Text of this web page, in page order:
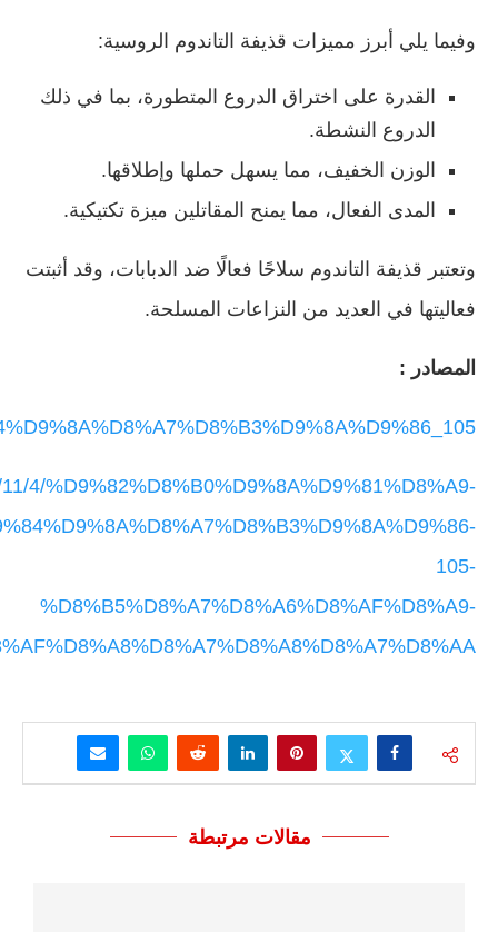
وفيما يلي أبرز مميزات قذيفة التاندوم الروسية:
القدرة على اختراق الدروع المتطورة، بما في ذلك
الدروع النشطة.
الوزن الخفيف، مما يسهل حملها وإطلاقها.
المدى الفعال، مما يمنح المقاتلين ميزة تكتيكية.
وتعتبر قذيفة التاندوم سلاحًا فعالًا ضد الدبابات، وقد أثبتت
فعاليتها في العديد من النزاعات المسلحة.
المصادر :
4/%D9%82%D8%B0%D9%8A%D9%81%D8%A9-
105-
%D8%B5%D8%A7%D8%A6%D8%AF%D8%A9-
مقالات مرتبطة